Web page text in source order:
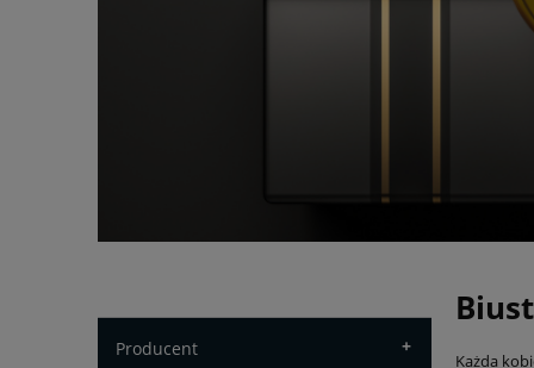
Producent +
Każda